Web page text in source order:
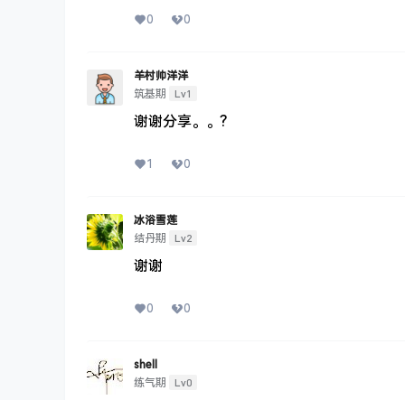
0 0
羊村帅洋洋
筑基期
Lv1
谢谢分享。。?
1 0
冰浴雪莲
结丹期
Lv2
谢谢
0 0
shell
练气期
Lv0